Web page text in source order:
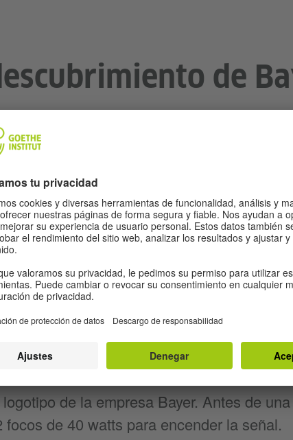
de
y farmacéutica Bayer AG, la cual fue
En 1897, Bayer empezó a ganar
el primer analgésico con efectos
de venta fueron sensacionales y el
en el mercado. En la actualidad,
toneladas de Aspirina que se producen
en el cielo
una de las señales de publicidad
en el cielo nocturno de
de la empresa Bayer. Antes de
focos de 40 watts para encender la señal.